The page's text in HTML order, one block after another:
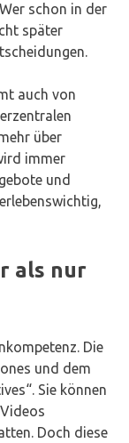
schon in der
später
auch von
über
immer
und
als nur
Die
und dem
Sie können
Doch diese